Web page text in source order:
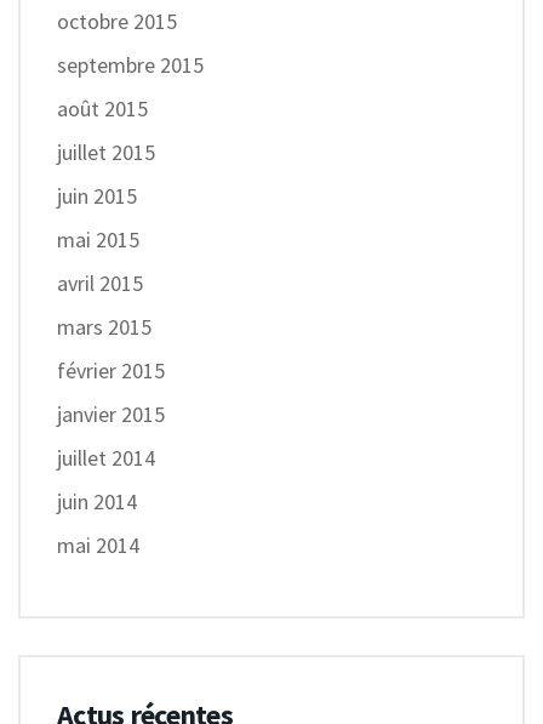
octobre 2015
septembre 2015
août 2015
juillet 2015
juin 2015
mai 2015
avril 2015
mars 2015
février 2015
janvier 2015
juillet 2014
juin 2014
mai 2014
Actus récentes